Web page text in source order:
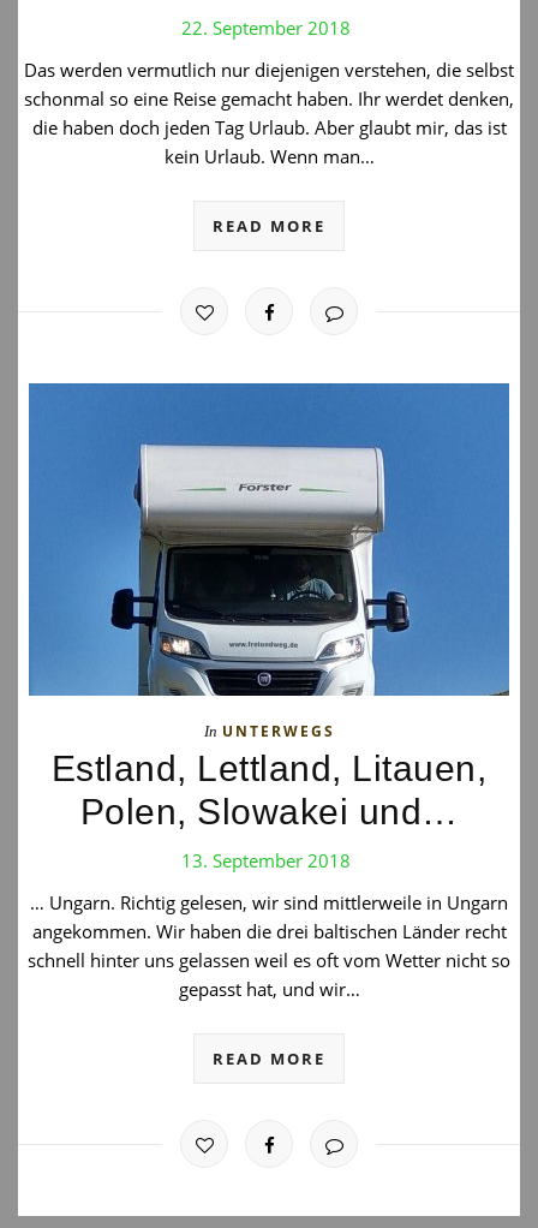
22. September 2018
Das werden vermutlich nur diejenigen verstehen, die selbst
schonmal so eine Reise gemacht haben. Ihr werdet denken,
die haben doch jeden Tag Urlaub. Aber glaubt mir, das ist
kein Urlaub. Wenn man…
READ MORE
In UNTERWEGS
Estland, Lettland, Litauen,
Polen, Slowakei und…
13. September 2018
… Ungarn. Richtig gelesen, wir sind mittlerweile in Ungarn
angekommen. Wir haben die drei baltischen Länder recht
schnell hinter uns gelassen weil es oft vom Wetter nicht so
gepasst hat, und wir…
READ MORE